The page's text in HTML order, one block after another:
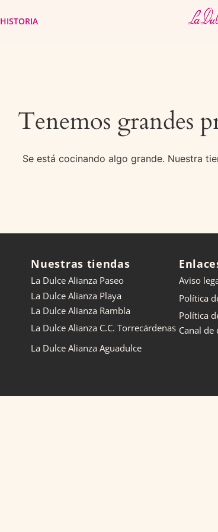
HISTORIA
Tenemos grandes
Se está cocinando algo grande. Nuestra
Nuestras tiendas
La Dulce Alianza Paseo
La Dulce Alianza Playa
La Dulce Alianza Rambla
La Dulce Alianza C.C. Torrecárdenas
La Dulce Alianza Aguadulce
Aviso
Política
Política
Canal de